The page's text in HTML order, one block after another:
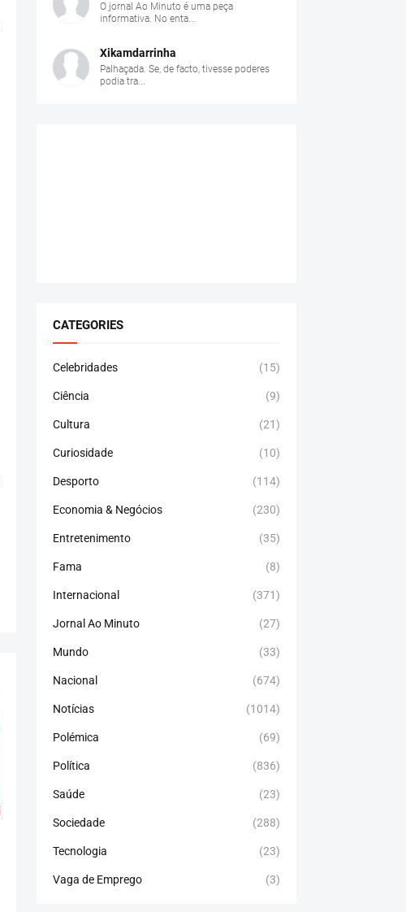
O jornal Ao Minuto é uma peça
informativa. No enta...
Xikamdarrinha
Palhaçada. Se, de facto, tivesse poderes
podia tra...
CATEGORIES
Celebridades (15)
Ciência (9)
Cultura (21)
Curiosidade (10)
Desporto (114)
Economia & Negócios (230)
Entretenimento (35)
Fama (8)
Internacional (371)
Jornal Ao Minuto (27)
Mundo (33)
Nacional (674)
Notícias (1014)
Polémica (69)
Política (836)
Saúde (23)
Sociedade (288)
Tecnologia (23)
Vaga de Emprego (3)